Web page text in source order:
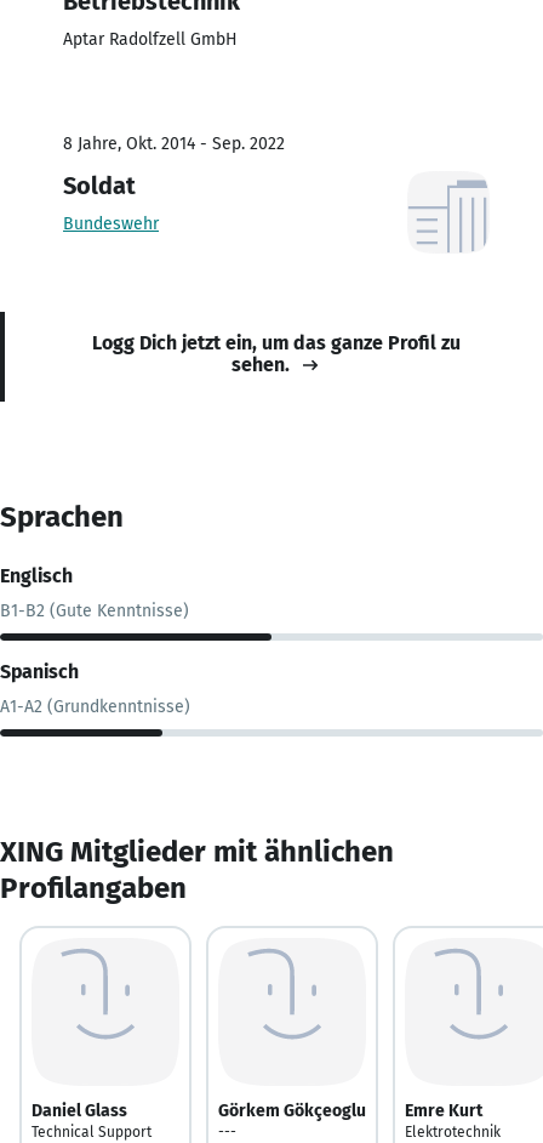
Aptar Radolfzell GmbH
8 Jahre, Okt. 2014 - Sep. 2022
Soldat
Bundeswehr
Logg Dich jetzt ein, um das ganze Profil zu
sehen.
Sprachen
Englisch
B1-B2 (Gute Kenntnisse)
Spanisch
A1-A2 (Grundkenntnisse)
XING Mitglieder mit ähnlichen
Profilangaben
Daniel Glass
Technical Support
Görkem Gökçeoglu
---
Emre Kurt
Elektrotechnik